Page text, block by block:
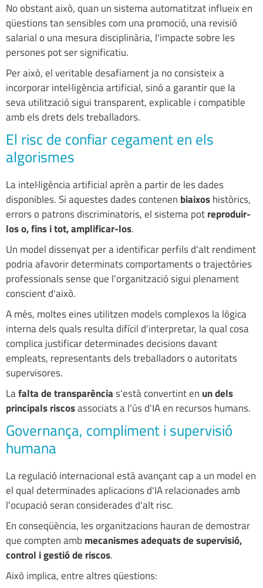
No obstant això, quan un sistema automatitzat influeix en
qüestions tan sensibles com una promoció, una revisió
salarial o una mesura disciplinària, l'impacte sobre les
persones pot ser significatiu.
Per això, el veritable desafiament ja no consisteix a
incorporar intel·ligència artificial, sinó a garantir que la
seva utilització sigui transparent, explicable i compatible
amb els drets dels treballadors.
El risc de confiar cegament en els
algorismes
La intel·ligència artificial aprèn a partir de les dades
disponibles. Si aquestes dades contenen biaixoshistòrics,
errors o patrons discriminatoris, el sistema potreproduir-
los o, fins i tot, amplificar-los.
Un model dissenyat per a identificar perfils d'alt rendiment
podria afavorir determinats comportaments o trajectòries
professionals sense que l'organització sigui plenament
conscient d'això.
A més, moltes eines utilitzen models complexos la lògica
interna dels quals resulta difícil d'interpretar, la qual cosa
complica justificar determinades decisions davant
empleats, representants dels treballadors o autoritats
supervisores.
Lafalta de transparèncias'està convertint en un dels
principals riscosassociats a l'ús d'IA en recursos humans.
Governança, compliment i supervisió
humana
La regulació internacional està avançant cap a un model en
el qual determinades aplicacions d'IA relacionades amb
l'ocupació seran considerades d'alt risc.
En conseqüència, les organitzacions hauran de demostrar
que compten amb mecanismes adequats de supervisió,
control i gestió de riscos.
Això implica, entre altres qüestions: